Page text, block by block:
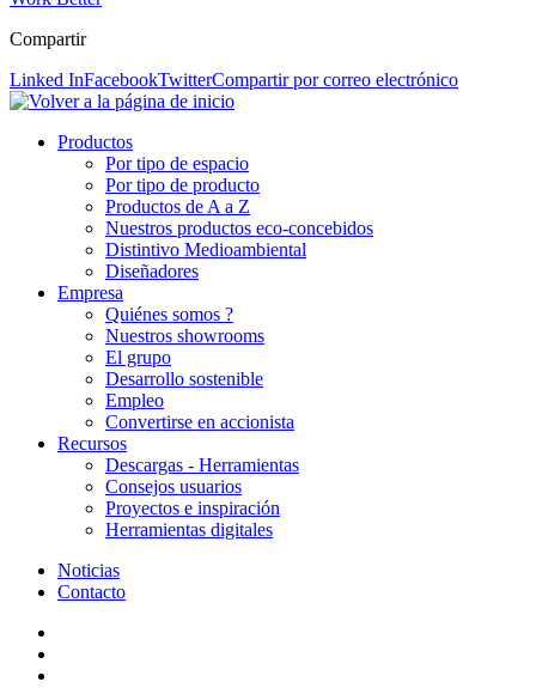
Compartir
Linked InFacebookTwitterCompartir por correo electrónico
Productos
Por tipo de espacio
Por tipo de producto
Productos de A a Z
Nuestros productos eco-concebidos
Distintivo Medioambiental
Diseñadores
Empresa
Quiénes somos ?
Nuestros showrooms
El grupo
Desarrollo sostenible
Empleo
Convertirse en accionista
Recursos
Descargas - Herramientas
Consejos usuarios
Proyectos e inspiración
Herramientas digitales
Noticias
Contacto